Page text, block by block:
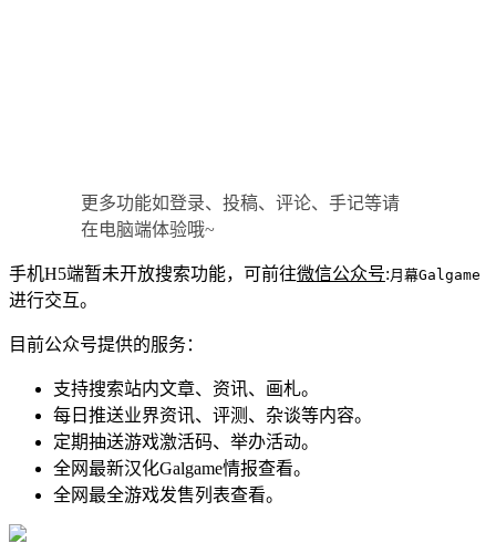
更多功能如登录、投稿、评论、手记等请
在电脑端体验哦~
手机H5端暂未开放搜索功能，可前往微信公众号:月幕Galgame
进行交互。
目前公众号提供的服务：
支持搜索站内文章、资讯、画札。
每日推送业界资讯、评测、杂谈等内容。
定期抽送游戏激活码、举办活动。
全网最新汉化Galgame情报查看。
全网最全游戏发售列表查看。